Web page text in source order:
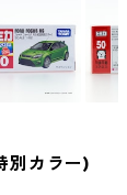
別カラー)